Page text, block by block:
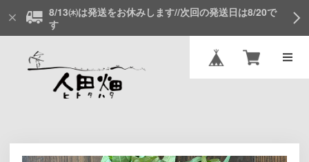
8/13㈭は発送をお休みします//次回の発送日は8/20で
す